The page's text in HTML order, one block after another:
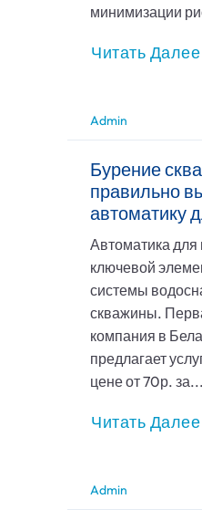
минимизации
Читать Далее
Admin
Бурение
правильно
автоматику
Автоматика для
ключевой
системы
скважины.
компания в
предлагает
цене от 70р. за...
Читать Далее
Admin